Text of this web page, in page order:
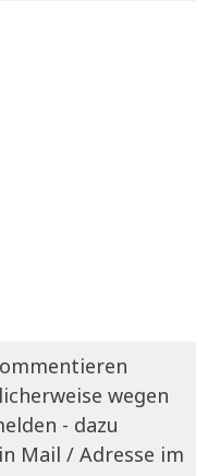
wegen
- dazu
Mail / Adresse im